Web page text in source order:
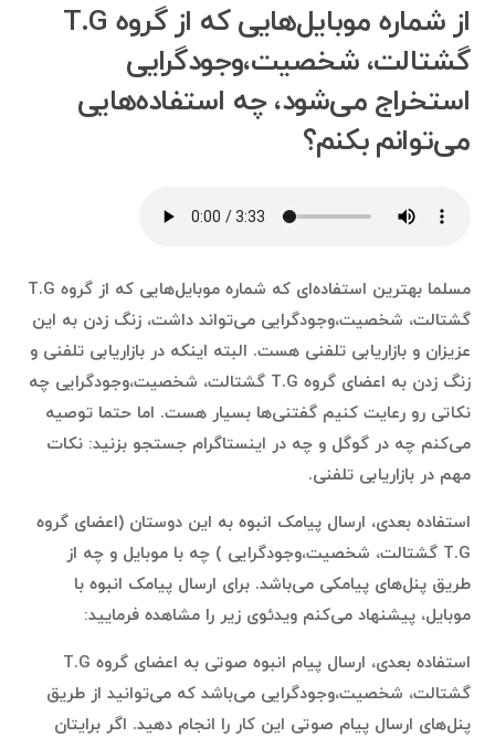
از شماره موبایل‌هایی که از گروه T.G
گشتالت، شخصیت،وجودگرایی
استخراج می‌شود، چه استفاده‌هایی
می‌توانم بکنم؟
مسلما بهترین استفاده‌ای که شماره موبایل‌هایی که از گروه T.G
گشتالت، شخصیت،وجودگرایی می‌تواند داشت، زنگ زدن به این
عزیزان و بازاریابی تلفنی هست. البته اینکه در بازاریابی تلفنی و
زنگ زدن به اعضای گروه T.G گشتالت، شخصیت،وجودگرایی چه
نکاتی رو رعایت کنیم گفتنی‌ها بسیار هست. اما حتما توصیه
می‌کنم چه در گوگل و چه در اینستاگرام جستجو بزنید: نکات
مهم در بازاریابی تلفنی.
استفاده بعدی، ارسال پیامک انبوه به این دوستان (اعضای گروه
T.G گشتالت، شخصیت،وجودگرایی ) چه با موبایل و چه از
طریق پنل‌های پیامکی می‌باشد. برای ارسال پیامک انبوه با
موبایل، پیشنهاد می‌کنم ویدئوی زیر را مشاهده فرمایید:
استفاده بعدی، ارسال پیام انبوه صوتی به اعضای گروه T.G
گشتالت، شخصیت،وجودگرایی می‌باشد که می‌توانید از طریق
پنل‌های ارسال پیام صوتی این کار را انجام دهید. اگر برایتان